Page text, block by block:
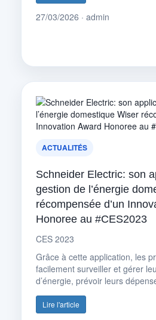
27/03/2026 · admin
ACTUALITÉS
Schneider Electric: son
gestion de l’énergie
récompensée d’un
Honoree au #CES2023
CES 2023
Grâce à cette application, les
facilement surveiller et gérer
d’énergie, prévoir leurs
Lire l'article